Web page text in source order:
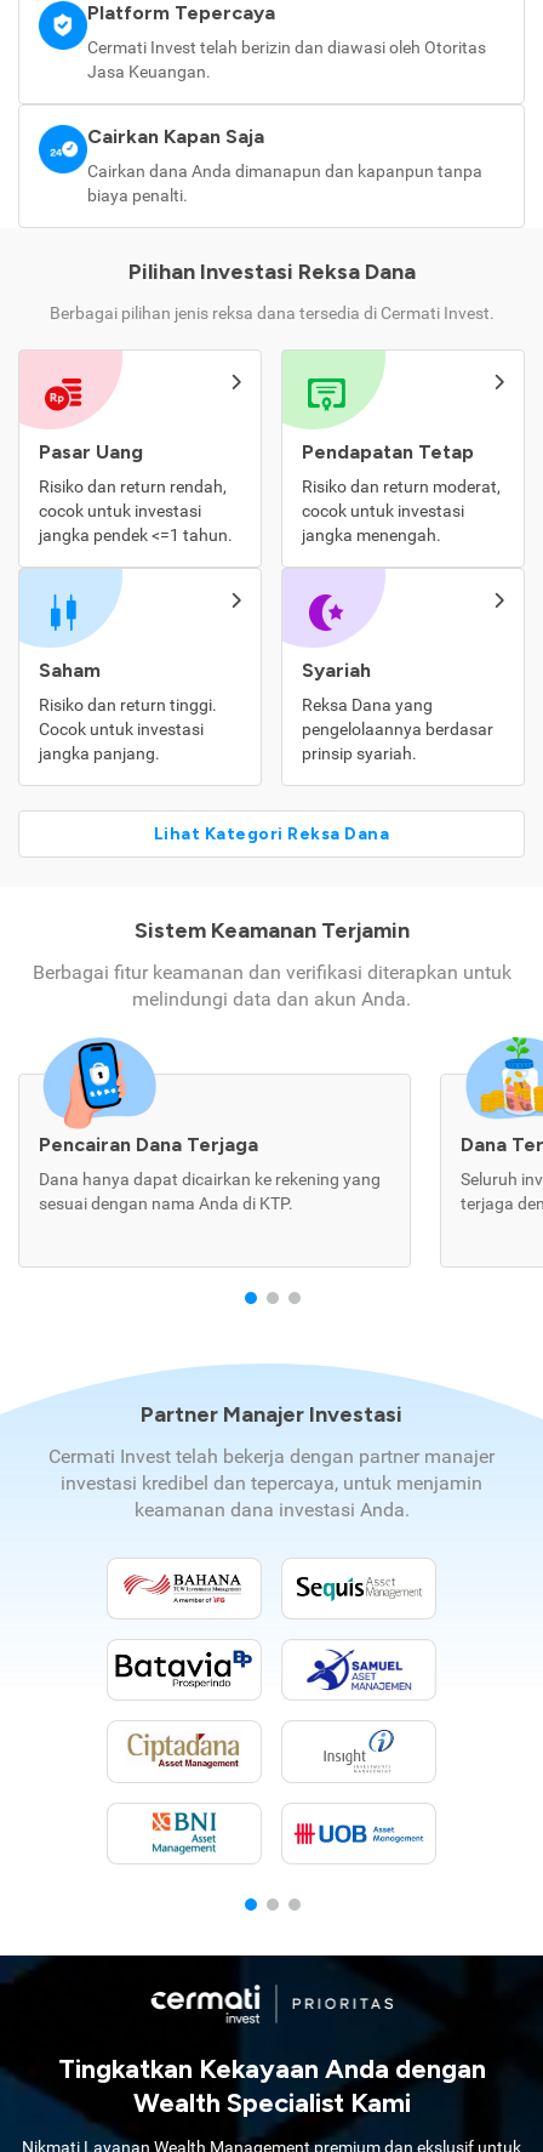
Platform Tepercaya
Cermati Invest telah berizin dan diawasi oleh Otoritas
Jasa Keuangan.
Cairkan Kapan Saja
Cairkan dana Anda dimanapun dan kapanpun tanpa
biaya penalti.
Pilihan Investasi Reksa Dana
Berbagai pilihan jenis reksa dana tersedia di Cermati Invest.
Pasar Uang
Risiko dan return rendah,
cocok untuk investasi
jangka pendek <=1 tahun.
Pendapatan Tetap
Risiko dan return moderat,
cocok untuk investasi
jangka menengah.
Saham
Risiko dan return tinggi.
Cocok untuk investasi
jangka panjang.
Syariah
Reksa Dana yang
pengelolaannya berdasar
prinsip syariah.
Lihat Kategori Reksa Dana
Sistem Keamanan Terjamin
Berbagai fitur keamanan dan verifikasi diterapkan untuk
melindungi data dan akun Anda.
Pencairan Dana Terjaga
Dana hanya dapat dicairkan ke rekening yang
sesuai dengan nama Anda di KTP.
Dana
Seluruh
terjaga
Partner Manajer Investasi
Cermati Invest telah bekerja dengan partner manajer
investasi kredibel dan tepercaya, untuk menjamin
keamanan dana investasi Anda.
Tingkatkan Kekayaan Anda dengan
Wealth Specialist Kami
Nikmati Layanan Wealth Management premium dan ekslusif untuk